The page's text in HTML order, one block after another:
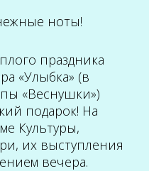
ноты!
праздника
«Улыбка» (в
«Веснушки»)
подарок! На
Культуры,
их выступления
вечера.